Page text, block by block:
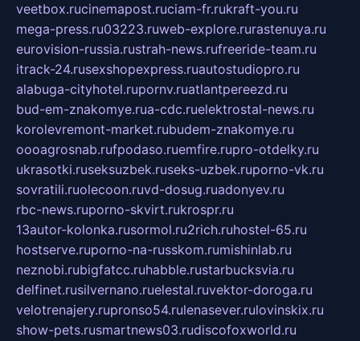
veetbox.rucinemapost.ruciam-fr.rukraft-you.ru
mega-press.ru03223.ruweb-explore.rurastenuya.ru
eurovision-russia.rustrah-news.rufreeride-team.ru
itrack-24.rusexshopexpress.ruautostudiopro.ru
alabuga-cityhotel.rupornv.ruatlantpereezd.ru
bud-em-znakomye.rua-cdc.ruelektrostal-news.ru
korolevremont-market.rubudem-znakomye.ru
oooagrosnab.rufpodaso.ruemfire.rupro-otdelky.ru
ukrasotki.ruseksuzbek.ruseks-uzbek.ruporno-vk.ru
sovratili.ruolecoon.ruvd-dosug.ruadonyev.ru
rbc-news.ruporno-skvirt.rukrospr.ru
13autor-kolonka.rusormol.ru2rich.ruhostel-65.ru
hostserve.ruporno-na-russkom.rumishinlab.ru
neznobi.rubigfatcc.ruhabble.rustarbucksvia.ru
delfinet.rusilvernano.ruelestal.ruvektor-doroga.ru
velotrenajery.rupronso54.rulenasever.rulovinskix.ru
show-pets.rusmartnews03.rudiscofoxworld.ru